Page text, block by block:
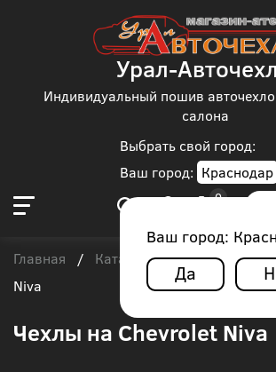
Выбрать свой город:
Ваш город: Краснодар
Ваш город:
Да
Урал-
Индивидуальный пошив
салона
Главная / Каталог чехлов /
Niva
Чехлы на Chevrolet Niva